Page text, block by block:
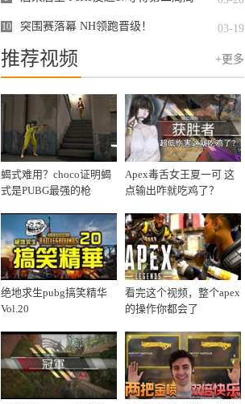
10 突围赛落幕 NH领跑晋级！ 03-19
推荐视频 +更多
蝎式难用？choco证明蝎
式是PUBG最强的枪
Apex毒舌女王夏一可 这
点输出咋就吃鸡了？
绝地求生pubg搞笑精华
Vol.20
看完这个视频，整个apex
的操作你都会了